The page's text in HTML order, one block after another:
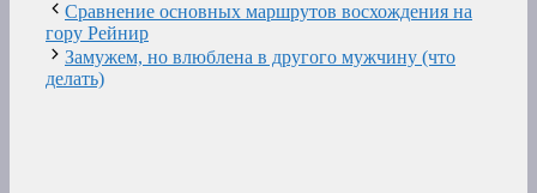
Сравнение основных маршрутов восхождения на
гору Рейнир
Замужем, но влюблена в другого мужчину (что
делать)